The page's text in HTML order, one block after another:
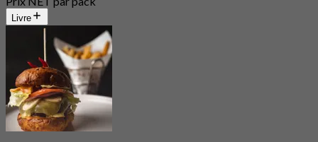
Livre